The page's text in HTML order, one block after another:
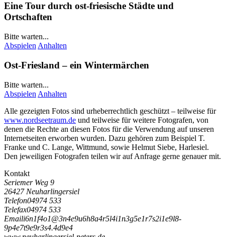
Eine Tour durch ost-friesische Städte und
Ortschaften
Bitte warten...
Abspielen Anhalten
Ost-Friesland – ein Wintermärchen
Bitte warten...
Abspielen Anhalten
Alle gezeigten Fotos sind urheberrechtlich geschützt – teilweise für
www.nordseetraum.de und teilweise für weitere Fotografen, von
denen die Rechte an diesen Fotos für die Verwendung auf unseren
Internetseiten erworben wurden. Dazu gehören zum Beispiel T.
Franke und C. Lange, Wittmund, sowie Helmut Siebe, Harlesiel.
Den jeweiligen Fotografen teilen wir auf Anfrage gerne genauer mit.
Kontakt
Seriemer Weg 9
26427 Neuharlingersiel
Telefon04974 533
Telefax04974 533
Emaili6n1f4o1@3n4e9u6h8a4r5l4i1n3g5e1r7s2i1e9l8-
9p4e7t9e9r3s4.4d9e4